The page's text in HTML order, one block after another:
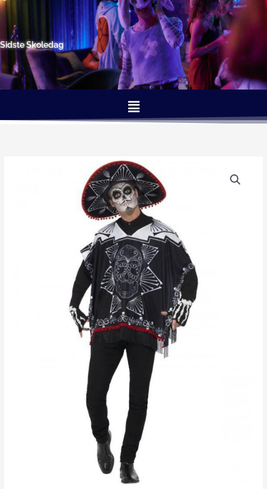
Gå
indholdet
Sidste Skoledag
Menu